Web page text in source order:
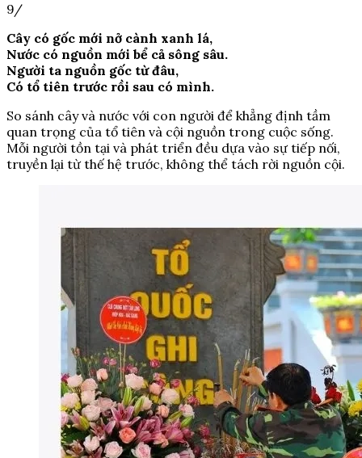
9/
Cây có gốc mới nở cành xanh lá,
Nước có nguồn mới bể cả sông sâu.
Người ta nguồn gốc từ đâu,
Có tổ tiên trước rồi sau có mình.
So sánh cây và nước với con người để khẳng định tầm
quan trọng của tổ tiên và cội nguồn trong cuộc sống.
Mỗi người tồn tại và phát triển đều dựa vào sự tiếp nối,
truyền lại từ thế hệ trước, không thể tách rời nguồn cội.